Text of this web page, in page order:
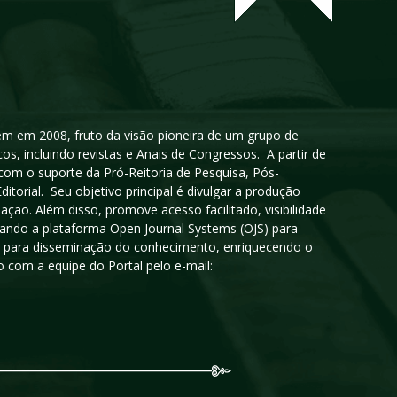
em 2008, fruto da visão pioneira de um grupo de
incluindo revistas e Anais de Congressos. A partir de
o suporte da Pró-Reitoria de Pesquisa, Pós-
Seu objetivo principal é divulgar a produção
Além disso, promove acesso facilitado, visibilidade
a plataforma Open Journal Systems (OJS) para
disseminação do conhecimento, enriquecendo o
a equipe do Portal pelo e-mail: